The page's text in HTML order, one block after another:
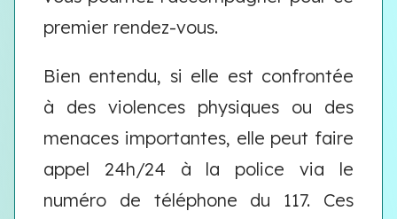
premier rendez-vous.
Bien entendu, si elle est confrontée
à des violences physiques ou des
menaces importantes, elle peut faire
appel 24h/24 à la police via le
numéro de téléphone du 117. Ces